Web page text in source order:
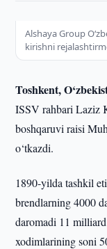
Alshaya Group
kirishni
Toshkent,
ISSV rahbari Laziz
boshqaruvi raisi
o‘tkazdi.
1890-yilda tashkil
brendlarning 4000
daromadi 11
xodimlarining soni